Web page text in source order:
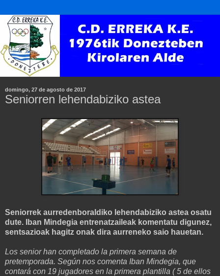
domingo, 27 de agosto de 2017
Seniorren lehendabiziko astea
Seniorrek aurredenboraldiko lehendabiziko astea osatu
dute. Iban Mindegia entrenatzaileak komentatu digunez,
sentsazioak hagitz onak dira aurreneko saio hauetan.
Los senior han completado la primera semana de
pretemporada. Según nos comenta Iban Mindegia, que
contará con 19 jugadores en la primera plantilla ( 5 de ellos